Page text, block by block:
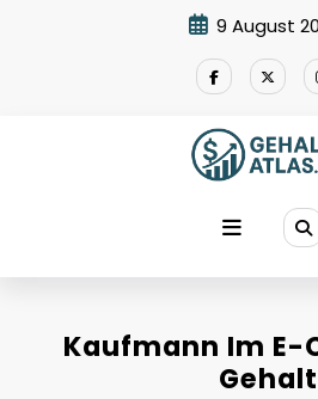
9 August
Kaufmann Im E-
Gehalt